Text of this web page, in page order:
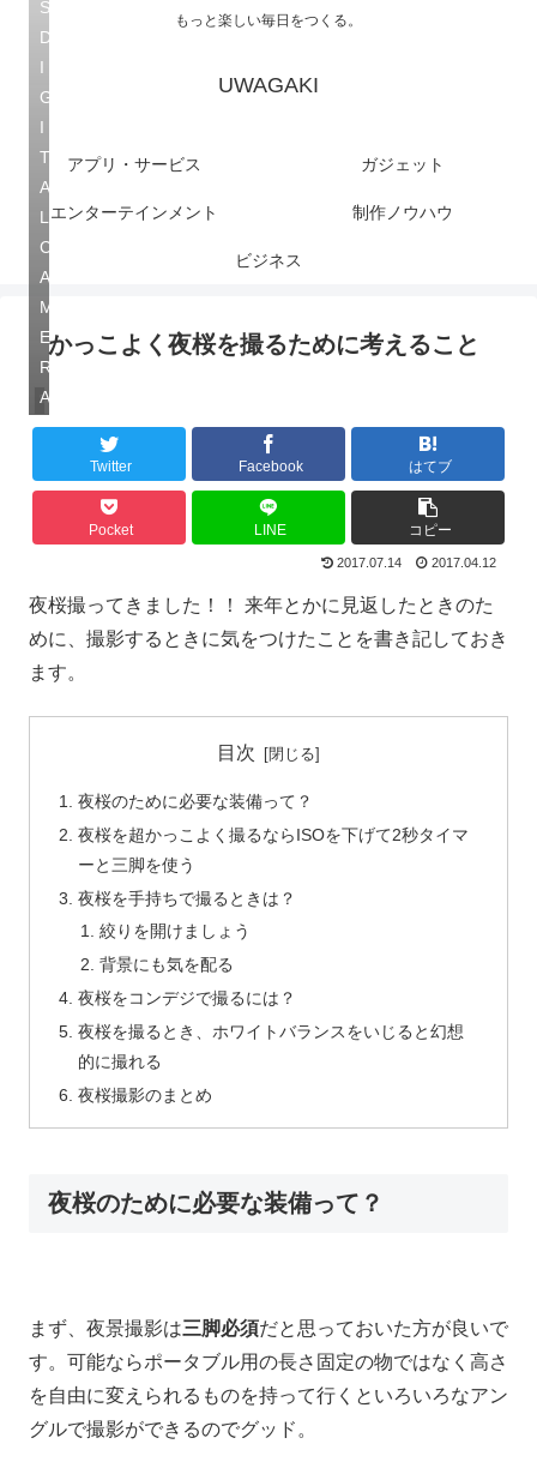
もっと楽しい毎日をつくる。
UWAGAKI
アプリ・サービス ガジェット
エンターテインメント 制作ノウハウ
ビジネス
かっこよく夜桜を撮るために考えること
写真
S
D
I
G
I
T
A
L
C
A
M
E
R
A
Twitter Facebook はてブ
Pocket LINE コピー
2017.07.14 2017.04.12
夜桜撮ってきました！！ 来年とかに見返したときのた
めに、撮影するときに気をつけたことを書き記しておき
ます。
目次
夜桜のために必要な装備って？
夜桜を超かっこよく撮るならISOを下げて2秒タイマ
ーと三脚を使う
夜桜を手持ちで撮るときは？
絞りを開けましょう
背景にも気を配る
夜桜をコンデジで撮るには？
夜桜を撮るとき、ホワイトバランスをいじると幻想
的に撮れる
夜桜撮影のまとめ
夜桜のために必要な装備って？
まず、夜景撮影は三脚必須だと思っておいた方が良いで
す。可能ならポータブル用の長さ固定の物ではなく高さ
を自由に変えられるものを持って行くといろいろなアン
グルで撮影ができるのでグッド。